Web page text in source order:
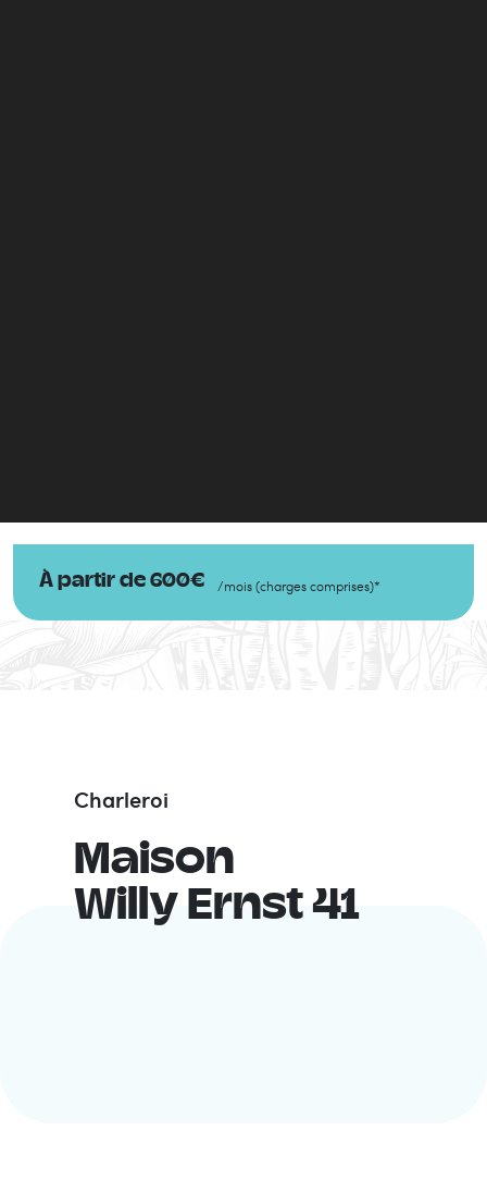
À partir de 600€ /mois(charges comprises)*
Maison
Willy Ernst 41
Charleroi